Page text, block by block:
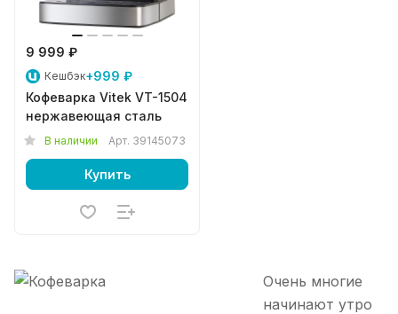
9 999 ₽
Кешбэк+999 ₽
Кофеварка Vitek VT-1504
нержавеющая сталь
В наличии Арт. 39145073
Купить
Очень многие
начинают утро